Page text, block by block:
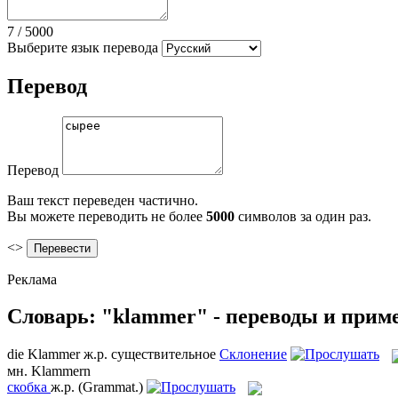
7 / 5000
Выберите язык перевода
Перевод
Перевод
Ваш текст переведен частично.
Вы можете переводить не более 5000 символов за один раз.
<>
Реклама
Словарь: "klammer" - переводы и
die Klammer ж.р. существительное Склонение
мн. Klammern
скобка ж.р. (Grammat.)